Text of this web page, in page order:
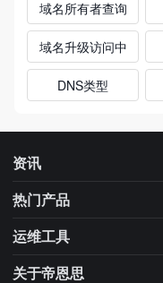
域名所有者查询
域名升级访问中
DNS类型
资讯
最新资讯
更多专题
热门产品
DNS解析
SSL证书
运维工具
域名信息查询（Whois）
关于帝恩思